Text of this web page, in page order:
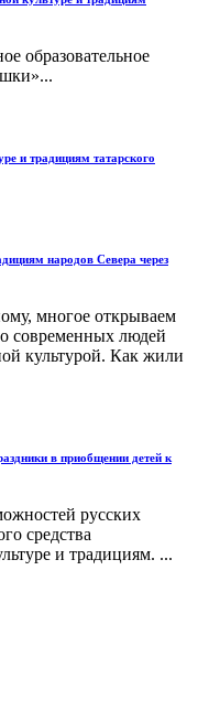
образовательное
и традициям татарского
народов Севера через
многое открываем
современных людей
культурой. Как жили
в приобщении детей к
русских
средства
и традициям. ...